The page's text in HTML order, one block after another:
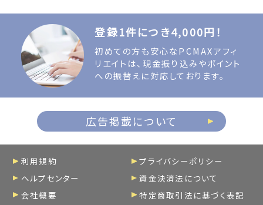
登録1件につき4,000円！
初めての方も安心なPCMAXアフィ
リエイトは、現金振り込みやポイント
への振替えに対応しております。
広告掲載について
利用規約
プライバシーポリシー
ヘルプセンター
資金決済法について
会社概要
特定商取引法に基づく表記